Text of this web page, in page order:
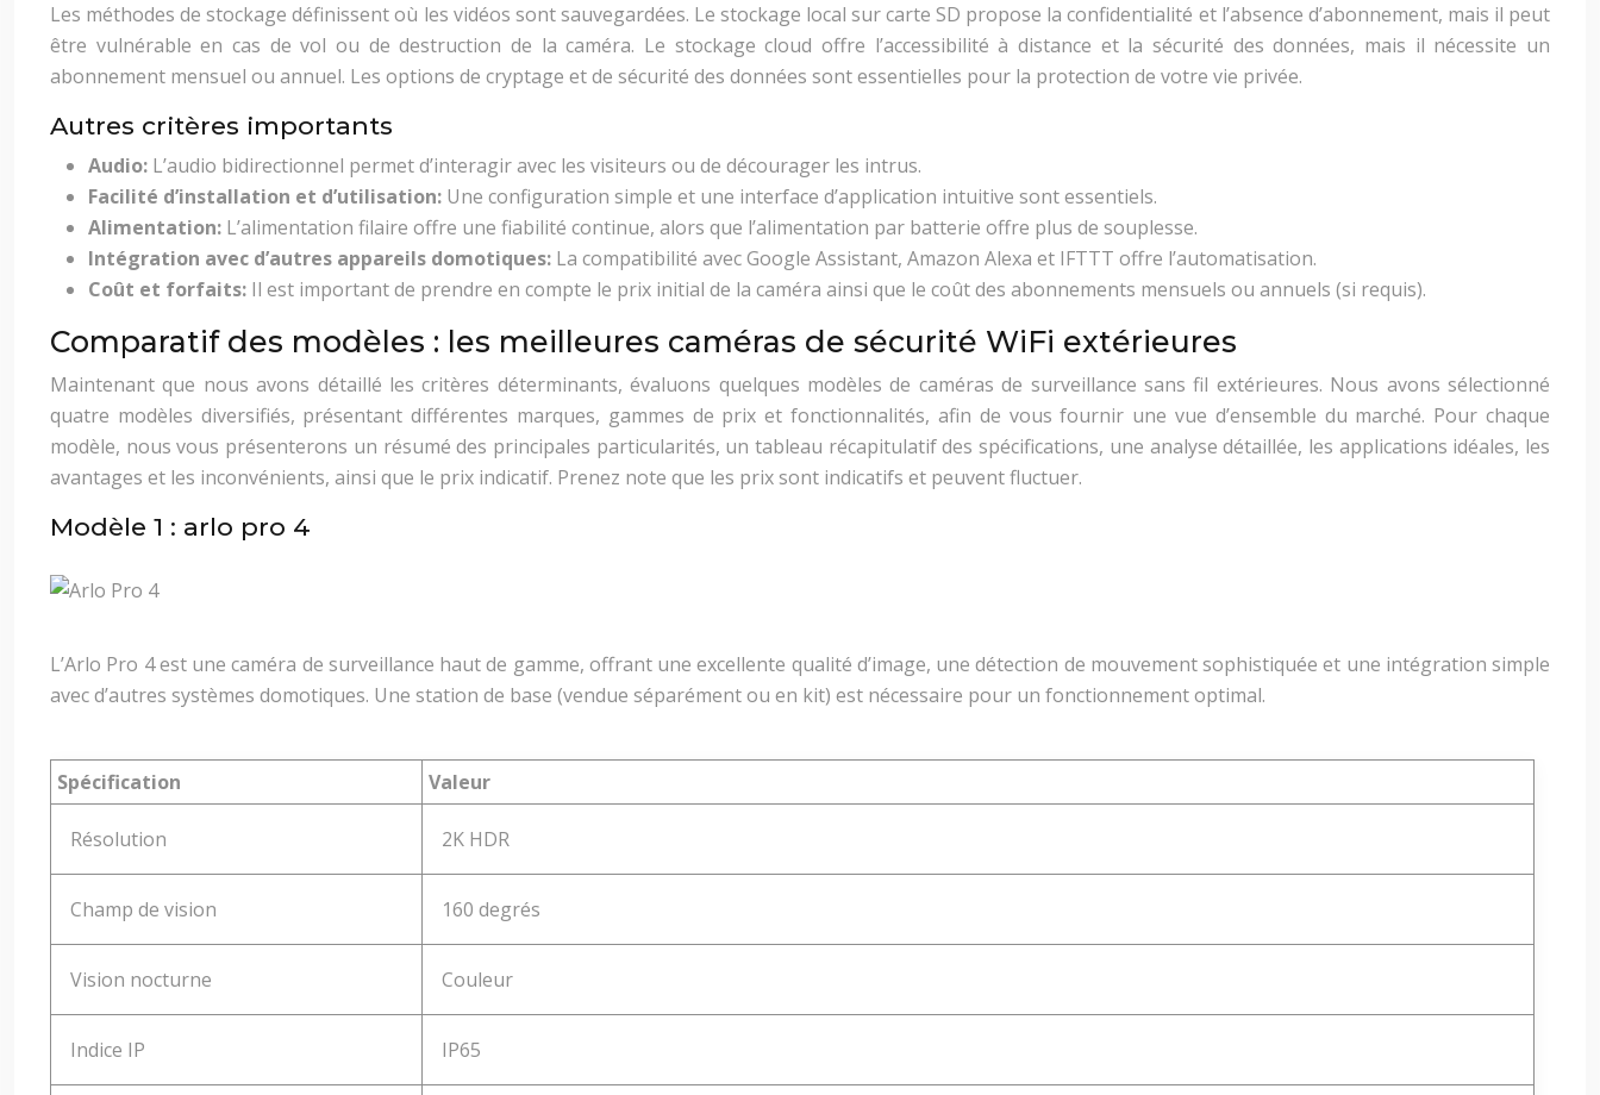
Les méthodes de stockage définissent où les vidéos sont sauvegardées. Le stockage local sur carte SD propose la confidentialité et l’absence d’abonnement, mais il peut
être vulnérable en cas de vol ou de destruction de la caméra. Le stockage cloud offre l’accessibilité à distance et la sécurité des données, mais il nécessite un
abonnement mensuel ou annuel. Les options de cryptage et de sécurité des données sont essentielles pour la protection de votre vie privée.
Autres critères importants
Audio: L’audio bidirectionnel permet d’interagir avec les visiteurs ou de décourager les intrus.
Facilité d’installation et d’utilisation: Une configuration simple et une interface d’application intuitive sont essentiels.
Alimentation: L’alimentation filaire offre une fiabilité continue, alors que l’alimentation par batterie offre plus de souplesse.
Intégration avec d’autres appareils domotiques: La compatibilité avec Google Assistant, Amazon Alexa et IFTTT offre l’automatisation.
Coût et forfaits: Il est important de prendre en compte le prix initial de la caméra ainsi que le coût des abonnements mensuels ou annuels (si requis).
Comparatif des modèles : les meilleures caméras de sécurité WiFi extérieures
Maintenant que nous avons détaillé les critères déterminants, évaluons quelques modèles de caméras de surveillance sans fil extérieures. Nous avons sélectionné
quatre modèles diversifiés, présentant différentes marques, gammes de prix et fonctionnalités, afin de vous fournir une vue d’ensemble du marché. Pour chaque
modèle, nous vous présenterons un résumé des principales particularités, un tableau récapitulatif des spécifications, une analyse détaillée, les applications idéales, les
avantages et les inconvénients, ainsi que le prix indicatif. Prenez note que les prix sont indicatifs et peuvent fluctuer.
Modèle 1 : arlo pro 4
L’Arlo Pro 4 est une caméra de surveillance haut de gamme, offrant une excellente qualité d’image, une détection de mouvement sophistiquée et une intégration simple
avec d’autres systèmes domotiques. Une station de base (vendue séparément ou en kit) est nécessaire pour un fonctionnement optimal.
Spécification Valeur
Résolution 2K HDR
Champ de vision 160 degrés
Vision nocturne Couleur
Indice IP IP65